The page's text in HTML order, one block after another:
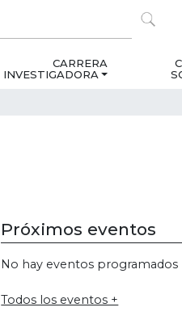
CARRERA
INVESTIGADORA
Próximos eventos
No hay eventos programados
Todos los eventos +